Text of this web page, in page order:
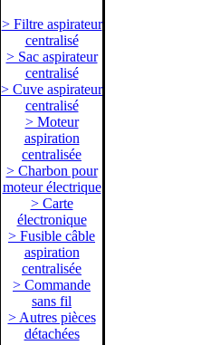
> Filtre aspirateur
centralisé
> Sac aspirateur
centralisé
> Cuve aspirateur
centralisé
> Moteur
aspiration
centralisée
> Charbon pour
moteur électrique
> Carte
électronique
> Fusible câble
aspiration
centralisée
> Commande
sans fil
> Autres pièces
détachées